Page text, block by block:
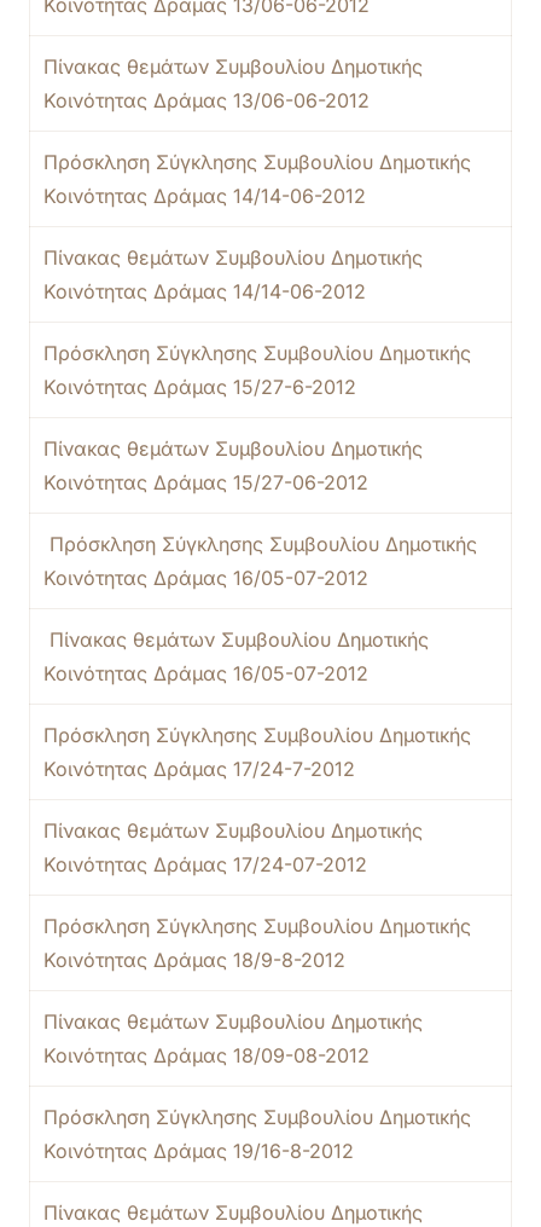
Κοινότητας Δράμας 13/06-06-2012
Πίνακας θεμάτων Συμβουλίου Δημοτικής
Κοινότητας Δράμας 13/06-06-2012
Πρόσκληση Σύγκλησης Συμβουλίου Δημοτικής
Κοινότητας Δράμας 14/14-06-2012
Πίνακας θεμάτων Συμβουλίου Δημοτικής
Κοινότητας Δράμας 14/14-06-2012
Πρόσκληση Σύγκλησης Συμβουλίου Δημοτικής
Κοινότητας Δράμας 15/27-6-2012
Πίνακας θεμάτων Συμβουλίου Δημοτικής
Κοινότητας Δράμας 15/27-06-2012
Πρόσκληση Σύγκλησης Συμβουλίου Δημοτικής
Κοινότητας Δράμας 16/05-07-2012
Πίνακας θεμάτων Συμβουλίου Δημοτικής
Κοινότητας Δράμας 16/05-07-2012
Πρόσκληση Σύγκλησης Συμβουλίου Δημοτικής
Κοινότητας Δράμας 17/24-7-2012
Πίνακας θεμάτων Συμβουλίου Δημοτικής
Κοινότητας Δράμας 17/24-07-2012
Πρόσκληση Σύγκλησης Συμβουλίου Δημοτικής
Κοινότητας Δράμας 18/9-8-2012
Πίνακας θεμάτων Συμβουλίου Δημοτικής
Κοινότητας Δράμας 18/09-08-2012
Πρόσκληση Σύγκλησης Συμβουλίου Δημοτικής
Κοινότητας Δράμας 19/16-8-2012
Πίνακας θεμάτων Συμβουλίου Δημοτικής